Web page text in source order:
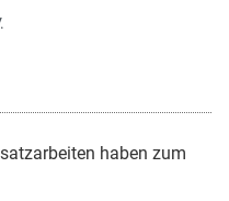
haben zum